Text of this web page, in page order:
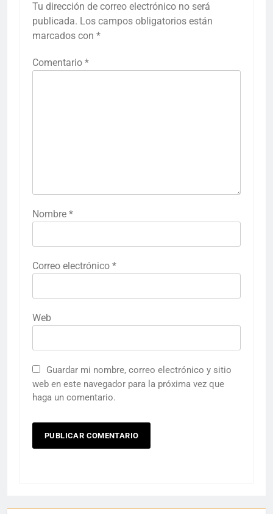
Tu dirección de correo electrónico no será
publicada. Los campos obligatorios están
marcados con *
Comentario *
Nombre *
Correo electrónico *
Web
Guardar mi nombre, correo electrónico y sitio
web en este navegador para la próxima vez que
haga un comentario.